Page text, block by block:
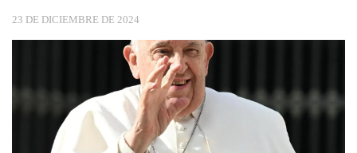
23 DE DICIEMBRE DE 2024